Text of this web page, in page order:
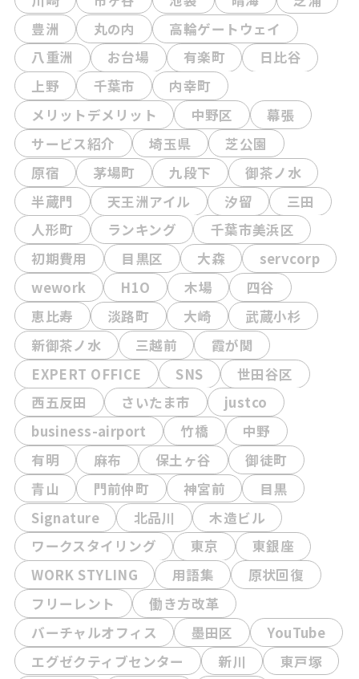
豊洲
丸の内
高輪ゲートウェイ
八重洲
お台場 有楽町
日比谷
上野
千葉市
内幸町
メリットデメリット
中野区
幕張
サービス紹介
埼玉県
芝公園
原宿
茅場町 九段下
御茶ノ水
半蔵門
天王洲アイル 汐留
三田
人形町
ランキング
千葉市美浜区
初期費用
目黒区 大森
servcorp
wework
H1O 木場
四谷
恵比寿
淡路町 大崎
武蔵小杉
新御茶ノ水
三越前
霞が関
EXPERT OFFICE
SNS
世田谷区
西五反田
さいたま市
justco
business-airport
竹橋
中野
有明
麻布 保土ヶ谷
御徒町
青山
門前仲町 神宮前
目黒
Signature
北品川
木造ビル
ワークスタイリング
東京
東銀座
WORK STYLING
用語集
原状回復
フリーレント
働き方改革
バーチャルオフィス
墨田区
YouTube
エグゼクティブセンター
新川
東戸塚